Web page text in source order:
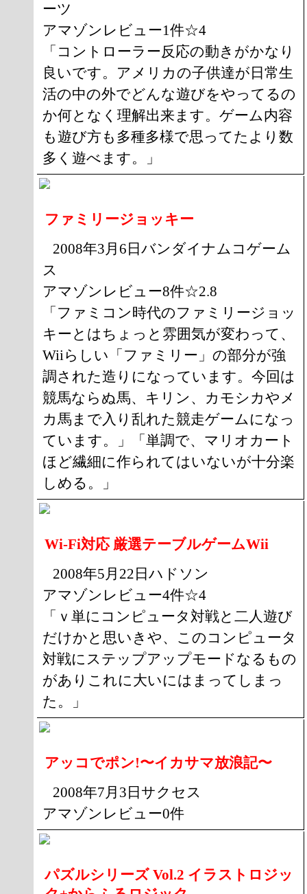
ーツ
アマゾンレビュー1件☆4
「コントローラー反応の動きがかなり
良いです。アメリカの子供達が日常生
活の中の外でどんな遊びをやってるの
か何となく理解出来ます。ゲーム内容
も遊び方も多種多様で思ってたより数
多く遊べます。」
ファミリージョッキー
2008年3月6日バンダイナムコゲーム
ス
アマゾンレビュー8件☆2.8
「ファミコン時代のファミリージョッ
キーとはちょっと雰囲気が変わって、
Wiiらしい「ファミリー」の部分が強
調された造りになっています。今回は
競馬ならぬ馬、キリン、カモシカやメ
カ馬まで入り乱れた競走ゲームになっ
ています。」「単調で、マリオカート
ほど繊細に作られてはいないが十分楽
しめる。」
Wi-Fi対応 厳選テーブルゲームWii
2008年5月22日ハドソン
アマゾンレビュー4件☆4
「ｖ単にコンピュータ対戦と二人遊び
だけかと思いきや、このコンピュータ
対戦にステップアップモードなるもの
がありこれに大いにはまってしまっ
た。」
アッコでポン!〜イカサマ放浪記〜
2008年7月3日サクセス
アマゾンレビュー0件
パズルシリーズ Vol.2 イラストロジッ